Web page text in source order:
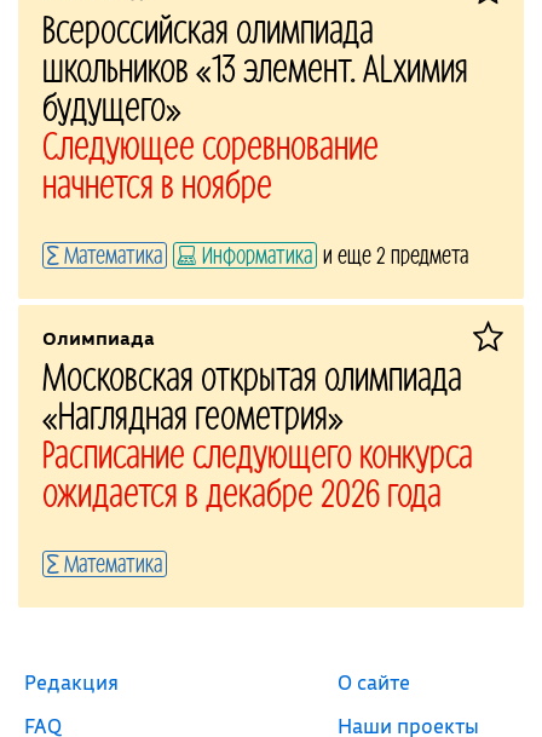
Всероссийская олимпиада
школьников «13 элемент. ALхимия
будущего»
Следующее соревнование
начнется в ноябре
Математика Информатика и еще 2 предмета
Олимпиада
Московская открытая олимпиада
«Наглядная геометрия»
Расписание следующего конкурса
ожидается в декабре 2026 года
Математика
Редакция
FAQ
О сайте
Наши проекты